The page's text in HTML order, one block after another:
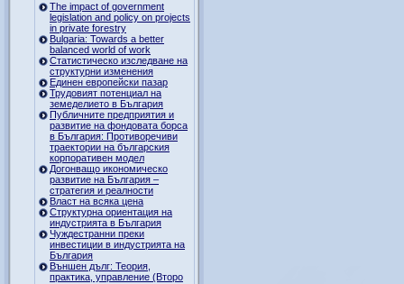
The impact of government
legislation and policy on projects
in private forestry
Bulgaria: Towards a better
balanced world of work
Статистическо изследване на
структурни изменения
Единен европейски пазар
Трудовият потенциал на
земеделието в България
Публичните предприятия и
развитие на фондовата борса
в България: Противоречиви
траектории на българския
корпоративен модел
Догонващо икономическо
развитие на България –
стратегия и реалности
Власт на всяка цена
Структурна ориентация на
индустрията в България
Чуждестранни преки
инвестиции в индустрията на
България
Външен дълг: Теория,
практика, управление (Второ